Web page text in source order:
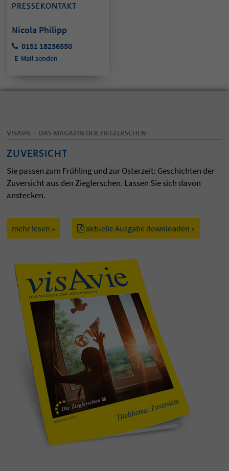
PRESSEKONTAKT
Nicola Philipp
0151 18236550
E-Mail senden
VISAVIE – DAS MAGAZIN DER ZIEGLERSCHEN
ZUVERSICHT
Sie passen zum Frühling und zur Osterzeit: Geschichten der
Zuversicht aus den Zieglerschen. Lassen Sie sich davon
anstecken.
mehr lesen » aktuelle Ausgabe downloaden »